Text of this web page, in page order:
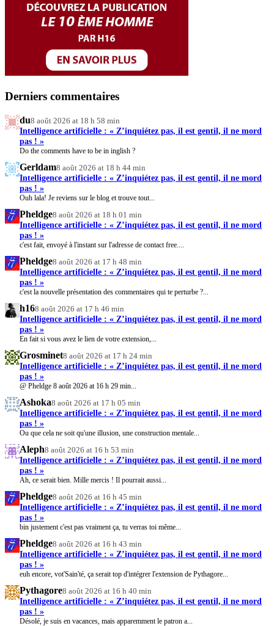
Derniers commentaires
du8 août 2026 at 18 h 58 min
Intelligence artificielle : « Z’inquiétez pas, il est gentil, il ne mord
pas ! »
Do the comments have to be in inglish ?
Gerldam8 août 2026 at 18 h 44 min
Intelligence artificielle : « Z’inquiétez pas, il est gentil, il ne mord
pas ! »
Ouh lala! Je reviens sur le blog et trouve tout...
Pheldge8 août 2026 at 18 h 01 min
Intelligence artificielle : « Z’inquiétez pas, il est gentil, il ne mord
pas ! »
c'est fait, envoyé à l'instant sur l'adresse de contact free....
Pheldge8 août 2026 at 17 h 48 min
Intelligence artificielle : « Z’inquiétez pas, il est gentil, il ne mord
pas ! »
c'est la nouvelle présentation des commentaires qui te perturbe ?...
h168 août 2026 at 17 h 46 min
Intelligence artificielle : « Z’inquiétez pas, il est gentil, il ne mord
pas ! »
En fait si vous avez le lien de votre extension,...
Grosminet8 août 2026 at 17 h 24 min
Intelligence artificielle : « Z’inquiétez pas, il est gentil, il ne mord
pas ! »
@ Pheldge 8 août 2026 at 16 h 29 min...
Ashoka8 août 2026 at 17 h 05 min
Intelligence artificielle : « Z’inquiétez pas, il est gentil, il ne mord
pas ! »
Ou que cela ne soit qu'une illusion, une construction mentale...
Aleph8 août 2026 at 16 h 53 min
Intelligence artificielle : « Z’inquiétez pas, il est gentil, il ne mord
pas ! »
Ah, ce serait bien. Mille mercis ! Il pourrait aussi...
Pheldge8 août 2026 at 16 h 45 min
Intelligence artificielle : « Z’inquiétez pas, il est gentil, il ne mord
pas ! »
bin justement c'est pas vraiment ça, tu verras toi même...
Pheldge8 août 2026 at 16 h 43 min
Intelligence artificielle : « Z’inquiétez pas, il est gentil, il ne mord
pas ! »
euh encore, vot'Sain'té, ça serait top d'intégrer l'extension de Pythagore...
Pythagore8 août 2026 at 16 h 40 min
Intelligence artificielle : « Z’inquiétez pas, il est gentil, il ne mord
pas ! »
Désolé, je suis en vacances, mais apparemment le patron a...